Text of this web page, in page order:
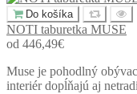
Do košíka
NOTI taburetka MUSE
od 446,49€
Muse je pohodlný
interiér dopĺňajú aj